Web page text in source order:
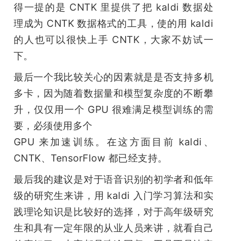
得一提的是 CNTK 里提供了把 kaldi 数据处
理成为 CNTK 数据格式的工具，使的用 kaldi
的人也可以很快上手 CNTK，大家不妨试一
下。
最后一个我比较关心的因素就是是否支持多机
多卡，因为随着数据量和模型复杂度的不断攀
升，仅仅用一个 GPU 很难满足模型训练的需
要，必须使用多个
GPU 来加速训练。在这方面目前 kaldi、
CNTK、TensorFlow 都已经支持。
最后我的建议是对于语音识别的初学者和低年
级的研究生来讲，用 kaldi 入门学习算法和实
践理论知识是比较好的选择，对于高年级研究
生和具有一定年限的从业人员来讲，就看自己